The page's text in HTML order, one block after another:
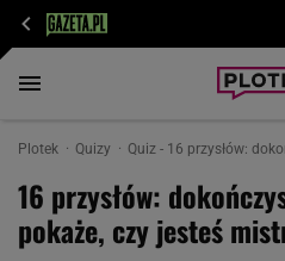
Plotek Quizy Quiz - 16 przysłów:
16 przysłów:
pokaże, czy jesteś